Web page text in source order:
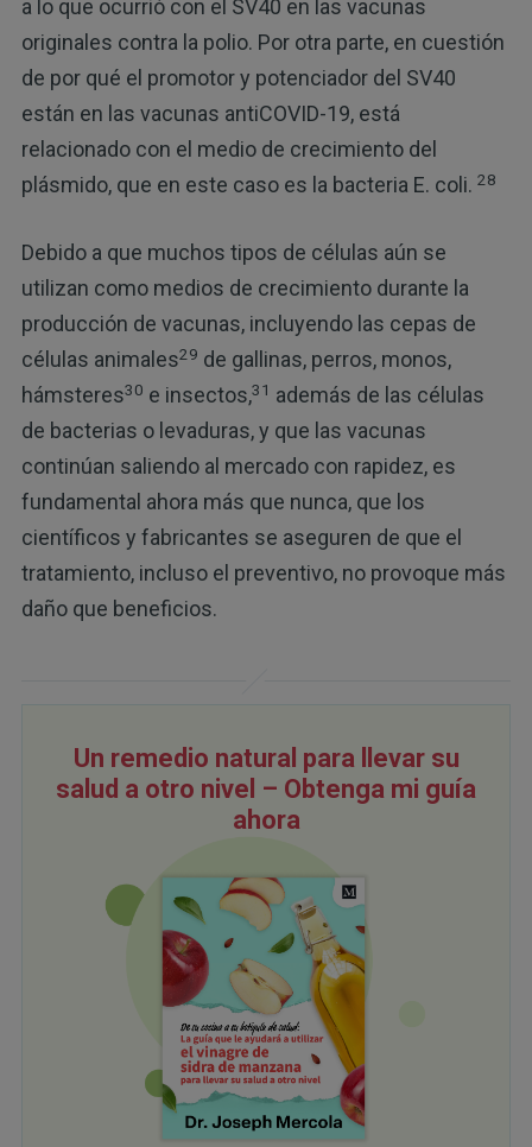
a lo que ocurrió con el SV40 en las vacunas
originales contra la polio. Por otra parte, en cuestión
de por qué el promotor y potenciador del SV40
están en las vacunas antiCOVID-19, está
relacionado con el medio de crecimiento del
plásmido, que en este caso es la bacteria E. coli. 28
Debido a que muchos tipos de células aún se
utilizan como medios de crecimiento durante la
producción de vacunas, incluyendo las cepas de
células animales29 de gallinas, perros, monos,
hámsteres30 e insectos,31 además de las células
de bacterias o levaduras, y que las vacunas
continúan saliendo al mercado con rapidez, es
fundamental ahora más que nunca, que los
científicos y fabricantes se aseguren de que el
tratamiento, incluso el preventivo, no provoque más
daño que beneficios.
Un remedio natural para llevar su
salud a otro nivel – Obtenga mi guía
ahora